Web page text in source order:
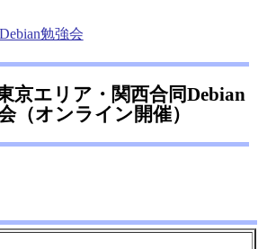
勉強会
京エリア・関西合同Debian
（オンライン開催）